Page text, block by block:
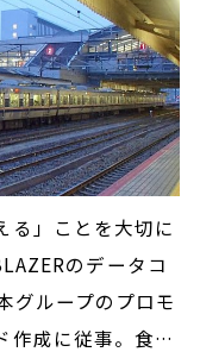
る」ことを大切に
のデータコ
グループのプロモ
作成に従事。食…